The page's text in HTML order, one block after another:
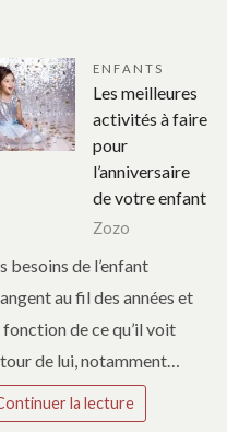
ENFANTS
Les meilleures
activités à faire
pour
l’anniversaire
de votre enfant
Zozo
besoins de l’enfant
au fil des années et
fonction de ce qu’il voit
de lui, notamment…
la lecture